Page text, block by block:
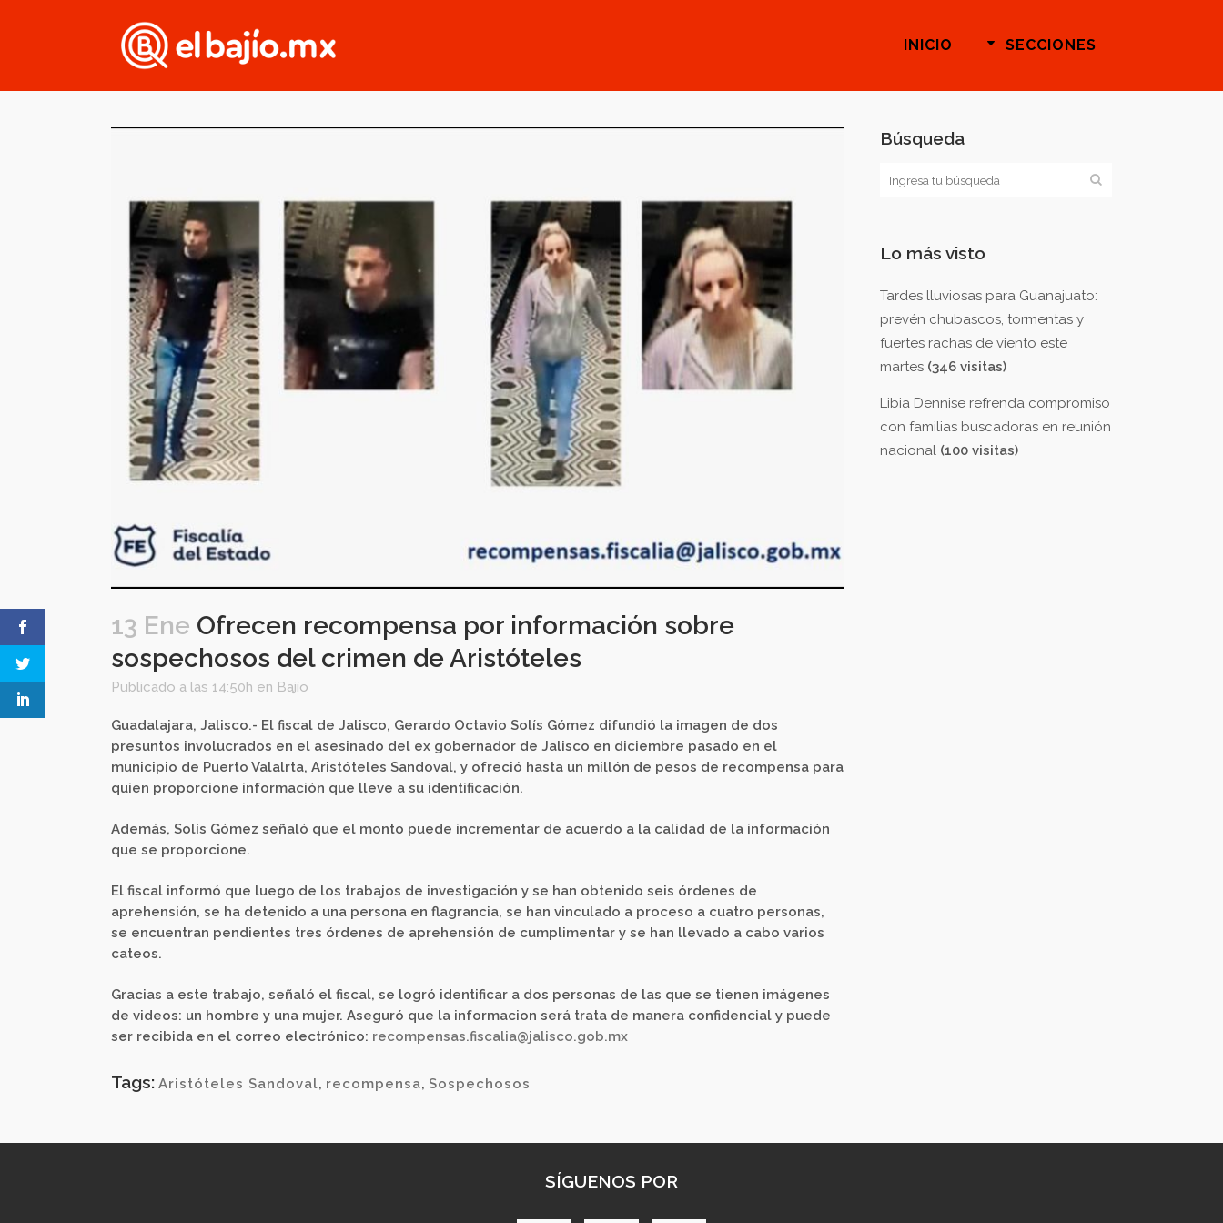
INICIO SECCIONES
13 Ene Ofrecen recompensa por información sobre
sospechosos del crimen de Aristóteles
Publicado a las 14:50h en Bajío
Guadalajara, Jalisco.- El fiscal de Jalisco, Gerardo Octavio Solís Gómez difundió la imagen de dos
presuntos involucrados en el asesinado del ex gobernador de Jalisco en diciembre pasado en el
municipio de Puerto Valalrta, Aristóteles Sandoval, y ofreció hasta un millón de pesos de recompensa para
quien proporcione información que lleve a su identificación.
Además, Solís Gómez señaló que el monto puede incrementar de acuerdo a la calidad de la información
que se proporcione.
El fiscal informó que luego de los trabajos de investigación y se han obtenido seis órdenes de
aprehensión, se ha detenido a una persona en flagrancia, se han vinculado a proceso a cuatro personas,
se encuentran pendientes tres órdenes de aprehensión de cumplimentar y se han llevado a cabo varios
cateos.
Gracias a este trabajo, señaló el fiscal, se logró identificar a dos personas de las que se tienen imágenes
de videos: un hombre y una mujer. Aseguró que la informacion será trata de manera confidencial y puede
ser recibida en el correo electrónico: recompensas.fiscalia@jalisco.gob.mx
Tags: Aristóteles Sandoval, recompensa, Sospechosos
Búsqueda
Lo más visto
Tardes lluviosas para Guanajuato:
prevén chubascos, tormentas y
fuertes rachas de viento este
martes (346 visitas)
Libia Dennise refrenda compromiso
con familias buscadoras en reunión
nacional (100 visitas)
SÍGUENOS POR